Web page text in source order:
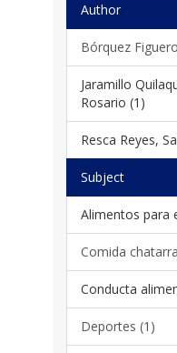
Author
Bórquez
Jaramillo
Rosario (1)
Resca Reyes,
Subject
Alimentos para
Comida
Conducta
Deportes (1)